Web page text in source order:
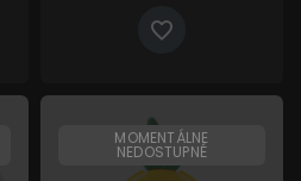
MOMENTÁLNE
NEDOSTUPNÉ